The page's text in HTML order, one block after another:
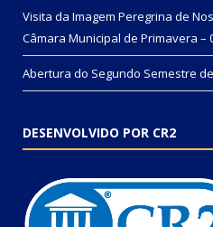
Visita da Imagem Peregrina de
Câmara Municipal de Primavera –
Abertura do Segundo Semestre
DESENVOLVIDO POR CR2